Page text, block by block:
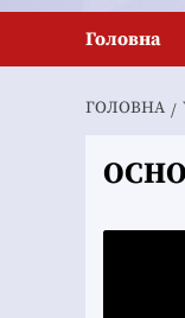
Головна
ГОЛОВНА